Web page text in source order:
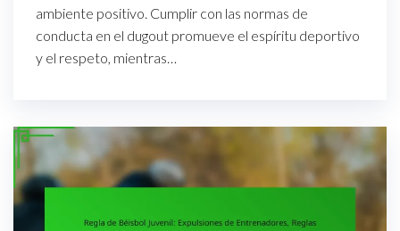
ambiente positivo. Cumplir con las normas de
conducta en el dugout promueve el espíritu deportivo
y el respeto, mientras…